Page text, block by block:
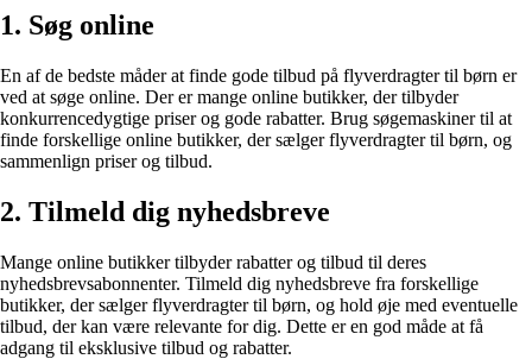
1. Søg online
En af de bedste måder at finde gode tilbud på flyverdragter til børn er
ved at søge online. Der er mange online butikker, der tilbyder
konkurrencedygtige priser og gode rabatter. Brug søgemaskiner til at
finde forskellige online butikker, der sælger flyverdragter til børn, og
sammenlign priser og tilbud.
2. Tilmeld dig nyhedsbreve
Mange online butikker tilbyder rabatter og tilbud til deres
nyhedsbrevsabonnenter. Tilmeld dig nyhedsbreve fra forskellige
butikker, der sælger flyverdragter til børn, og hold øje med eventuelle
tilbud, der kan være relevante for dig. Dette er en god måde at få
adgang til eksklusive tilbud og rabatter.